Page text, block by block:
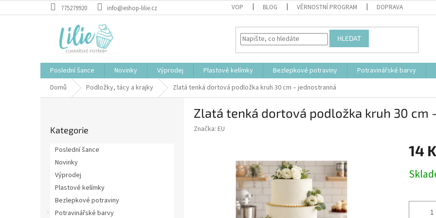
na
775279920 info@eshop-lilie.cz VOP BLOG VĚRNOSTNÍ PROGRAM DOPRAVA
HLEDAT
Poslední šance Novinky Výprodej Plastové kelímky Bezlepkové potraviny Potravinářské barvy
Domů
Podložky, tácy a krajky Zlatá tenká dortová podložka kruh 30 cm – jednostranná
kategorie
Kategorie
Poslední šance
Novinky
Výprodej
Plastové kelímky
Bezlepkové potraviny
Potravinářské barvy
Zlatá tenká dortová podložka kruh 30 cm
Značka: EU
14
cena: